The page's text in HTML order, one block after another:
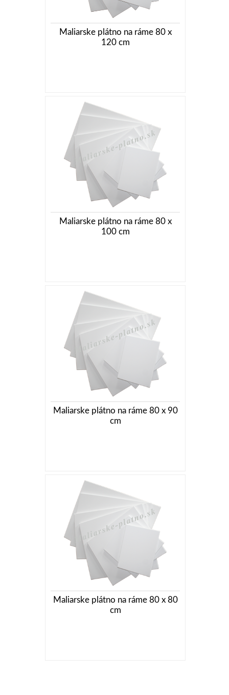
Maliarske plátno na ráme 80 x
120 cm
Maliarske plátno na ráme 80 x
100 cm
Maliarske plátno na ráme 80 x 90
cm
Maliarske plátno na ráme 80 x 80
cm